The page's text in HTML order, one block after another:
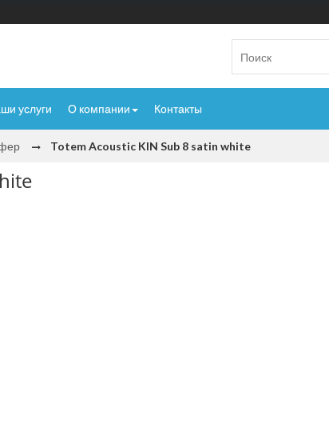
услуги О компании Контакты
Totem Acoustic KIN Sub 8 satin white